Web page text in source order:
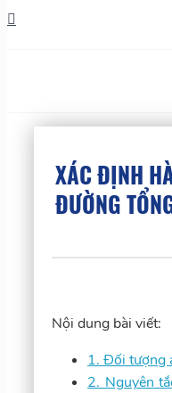
XÁC ĐỊNH
ĐƯỜNG
Nội dung bài viết:
1. Đối tượng
2. Nguyên